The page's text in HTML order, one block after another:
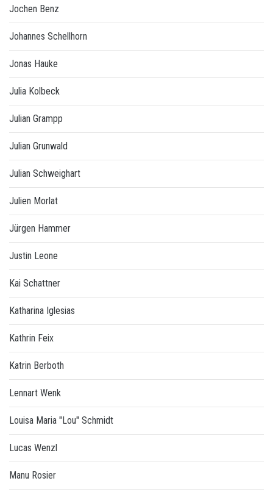
Jochen Benz
Johannes Schellhorn
Jonas Hauke
Julia Kolbeck
Julian Grampp
Julian Grunwald
Julian Schweighart
Julien Morlat
Jürgen Hammer
Justin Leone
Kai Schattner
Katharina Iglesias
Kathrin Feix
Katrin Berboth
Lennart Wenk
Louisa Maria "Lou" Schmidt
Lucas Wenzl
Manu Rosier